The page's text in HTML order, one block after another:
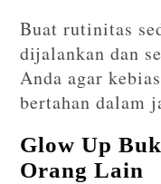
Buat rutinitas
dijalankan dan
Anda agar
bertahan dalam
Glow Up
Orang Lain